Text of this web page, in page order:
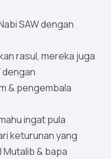
SAW dengan
rasul, mereka juga
dengan
& pengembala
ingat pula
keturunan yang
Mutalib & bapa